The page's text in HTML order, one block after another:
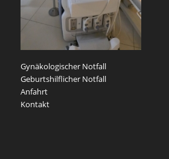
Gynäkologischer Notfall
Geburtshilflicher Notfall
Anfahrt
Kontakt